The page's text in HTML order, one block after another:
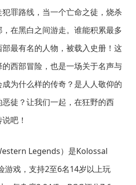
罪路线，当一个亡命之徒，烧杀
在黑白之间游走。谁能积累最多
最有名的人物，被载入史册！这
西部冒险，也是一场关于名声与
为什么样的传奇？是人人敬仰的
徒？让我们一起，在狂野的西
吧！
Legends）是Kolossal
游戏，支持2至6名14岁以上玩